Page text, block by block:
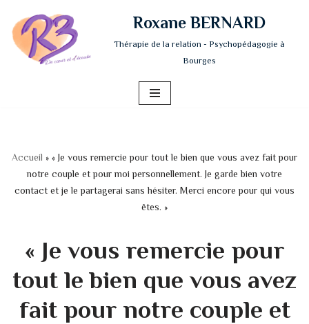
Aller
au
Roxane BERNARD
Thérapie de la relation - Psychopédagogie à
Bourges
Accueil » « Je vous remercie pour tout le bien que vous avez fait pour
notre couple et pour moi personnellement. Je garde bien votre
contact et je le partagerai sans hésiter. Merci encore pour qui vous
êtes. »
« Je vous remercie pour
tout le bien que vous avez
fait pour notre couple et